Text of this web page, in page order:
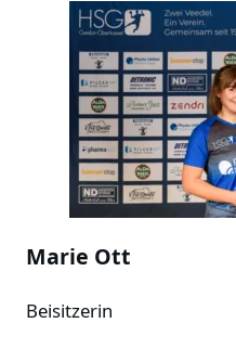
Marie Ott
Beisitzerin